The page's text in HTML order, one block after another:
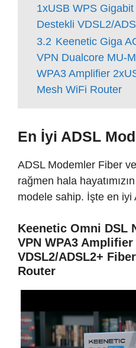
1xUSB WPS
Destekli VDSL2/
3.2 Keenetic Giga
VPN Dualcore MU-
WPA3 Amplifier
Mesh WiFi Router
En İyi ADSL
ADSL Modemler Fiber
rağmen hala
modele sahip. İşte en iyi
Keenetic Omni DSL
VPN WPA3 Amplifier
VDSL2/ADSL2+
Router